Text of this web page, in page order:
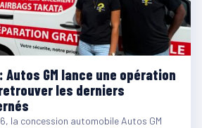
GM lance une opération
les derniers
la concession automobile Autos GM